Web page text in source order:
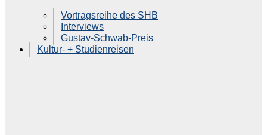
Vortragsreihe des SHB
Interviews
Gustav-Schwab-Preis
Kultur- + Studienreisen